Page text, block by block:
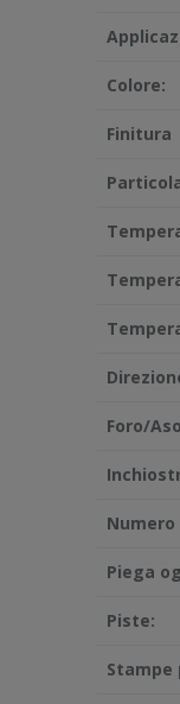
Colore:
Finitura
Foro/
Numero
Piega
Piste:
Stampe